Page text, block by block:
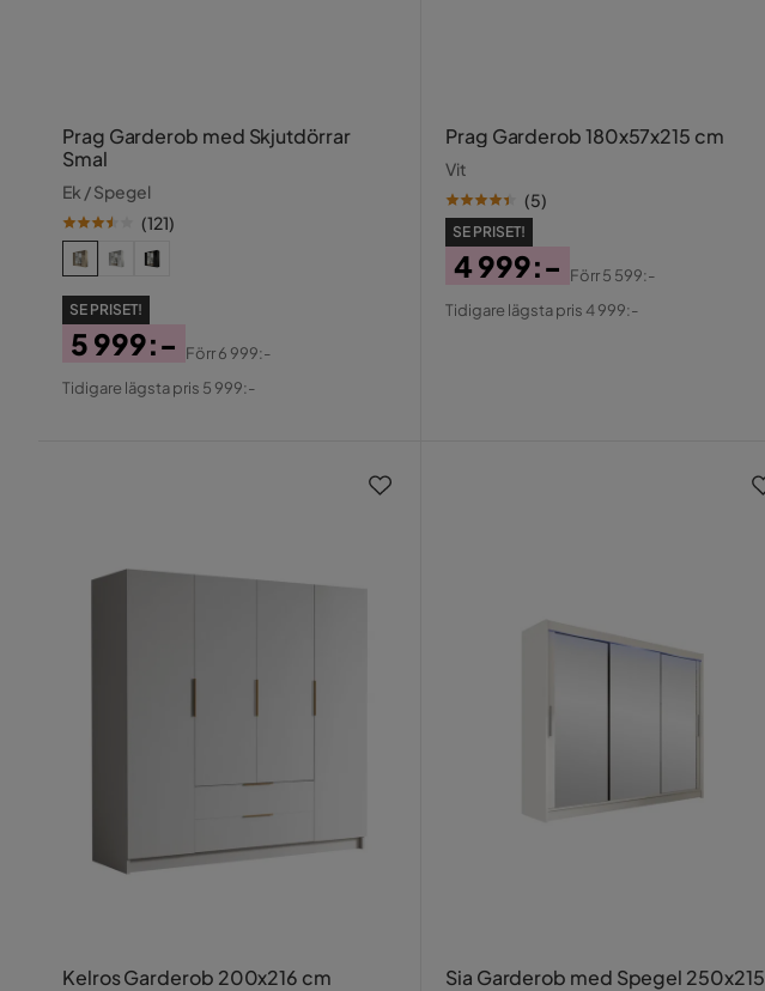
Prag Garderob med Skjutdörrar
Smal
Ek / Spegel
(121)
SE PRISET!
Pris
5 999:-
Original
Förr6 999:-
Tidigare lägsta pris 5 999:-
Prag Garderob 180x57x215 cm
Vit
(5)
SE PRISET!
Pris
4 999:-
Original
Förr5 599:-
Tidigare lägsta pris 4 999:-
Kelros Garderob 200x216 cm
Sia Garderob med Spegel 250x215